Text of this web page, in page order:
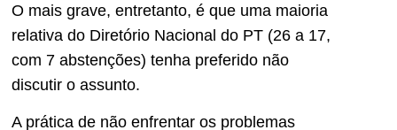
O mais grave, entretanto, é que uma maioria
relativa do Diretório Nacional do PT (26 a 17,
com 7 abstenções) tenha preferido não
discutir o assunto.
A prática de não enfrentar os problemas